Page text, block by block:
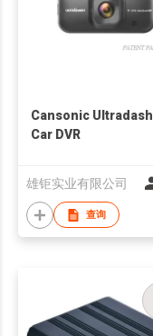
Cansonic Ultradash
Car DVR
雄钜实业有限公司
查询